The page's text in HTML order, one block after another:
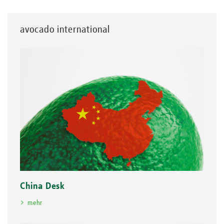
avocado international
China Desk
mehr